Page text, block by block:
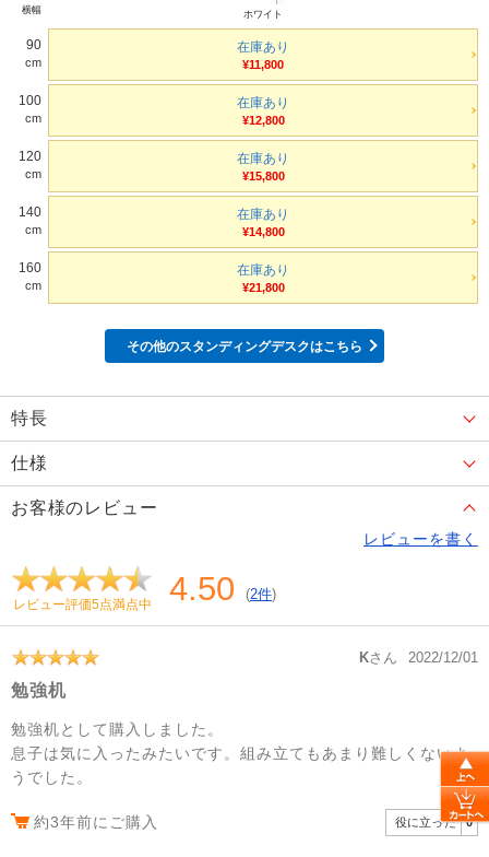
横幅
ホワイト
90
cm
在庫あり
¥11,800
100
cm
在庫あり
¥12,800
120
cm
在庫あり
¥15,800
140
cm
在庫あり
¥14,800
160
cm
在庫あり
¥21,800
その他のスタンディングデスクはこちら
特長
仕様
お客様のレビュー
レビューを書く
レビュー評価5点満点中 4.50 (2件)
Kさん 2022/12/01
勉強机
勉強机として購入しました。
息子は気に入ったみたいです。組み立てもあまり難しくないよ
うでした。
約3年前にご購入 役に立った 0